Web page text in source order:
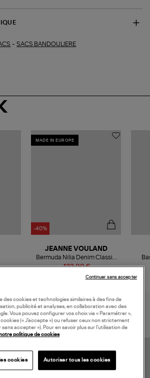
-SACS BANDOULIERE
MADE IN EUROPE
-40%
132,00 €
JEANNE VOULAND
Bermuda Nilia Denim Classic
Blue
des cookies et technologies similaires à des fins de
publicité et analyses, en collaboration avec des
Vous pouvez configurer vos choix via « Paramétrer »,
(« J’accepte ») ou refuser ceux non strictement
accepter »). Pour en savoir plus sur l’utilisation de
politique de cookies
cookies Autoriser tous les cookies
Continuer sans accepter